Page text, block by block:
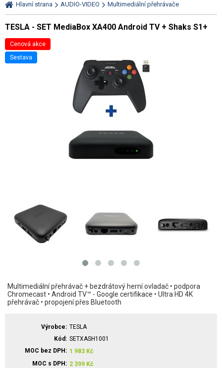
Hlavní strana AUDIO-VIDEO Multimediální přehrávače
TESLA - SET MediaBox XA400 Android TV + Shaks S1+
Cenová akce
sestava
Multimediální přehrávač + bezdrátový herní ovladač • podpora
Chromecast • Android TV™ - Google certifikace • Ultra HD 4K
přehrávač • propojení přes Bluetooth
Výrobce
TESLA
Kód
SETXASH1001
MOC bez DPH
1 983 Kč
MOC s DPH
2 399 Kč